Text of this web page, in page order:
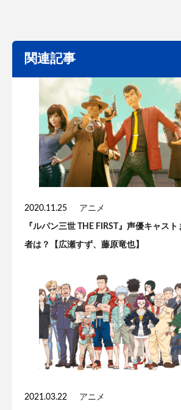
関連記事
2020.11.25 アニメ
『ルパン三世 THE FIRST』声優キャス
者は？【広瀬すず、藤原竜也】
2021.03.22 アニメ